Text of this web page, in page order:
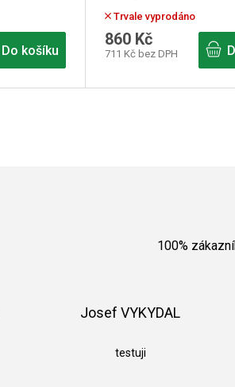
Do košíku
Trvale vyprodáno
711 Kč bez DPH
860 Kč
100%
Josef VYKYDAL
testuji